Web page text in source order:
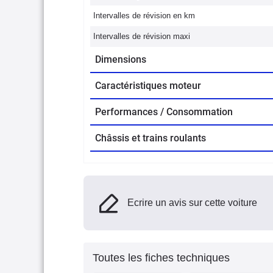
Intervalles de révision en km
Intervalles de révision maxi
Dimensions
Caractéristiques moteur
Performances / Consommation
Châssis et trains roulants
Ecrire un avis sur cette voiture
Toutes les fiches techniques